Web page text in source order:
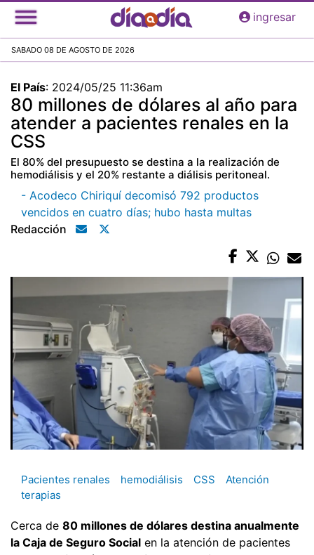
Pasar
al
principal
ingresar
SABADO 08 DE AGOSTO DE 2026
El País: 2024/05/25 11:36am
80 millones de dólares al año para
atender a pacientes renales en la
CSS
El 80% del presupuesto se destina a la realización de
hemodiálisis y el 20% restante a diálisis peritoneal.
- Acodeco Chiriquí decomisó 792 productos
vencidos en cuatro días; hubo hasta multas
Redacción
Pacientes renales hemodiálisis CSS
Atención
terapias
Cerca de 80 millones de dólares destina anualmente
la Caja de Seguro Social en la atención de pacientes